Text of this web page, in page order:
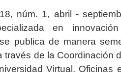
núm. 1, abril -
en
publica de manera
través de la Coordinación
Virtual. Oficinas